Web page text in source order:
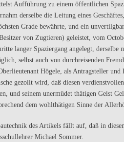
Aufführung zu einem öffentlichen
derselbe die Leitung eines
Grade bewährte, und ein
von Zugtieren) geleistet, vom
langer Spaziergang angelegt, derselbe
selbst auch von durchreisenden
Högele, als Antragsteller
gezollt wird, daß diesen
und seinem unermüdet thätigen Geist
dem wohlthätigen Sinne der
des Artikels fällt auf, daß in
Michael Sommer.